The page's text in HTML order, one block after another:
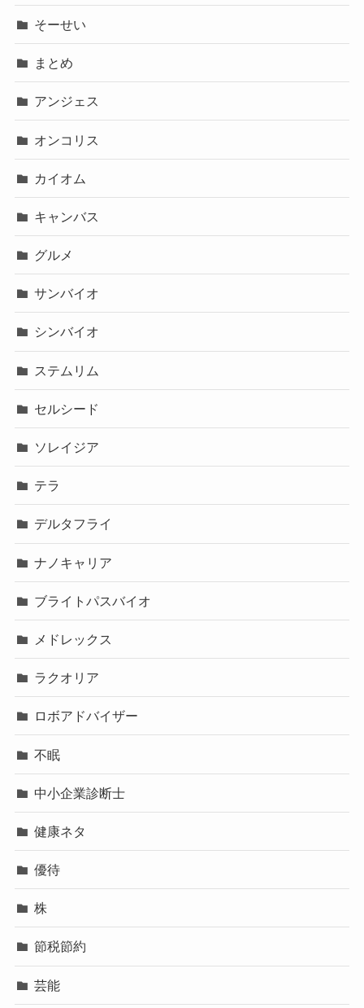
そーせい
まとめ
アンジェス
オンコリス
カイオム
キャンバス
グルメ
サンバイオ
シンバイオ
ステムリム
セルシード
ソレイジア
テラ
デルタフライ
ナノキャリア
ブライトパスバイオ
メドレックス
ラクオリア
ロボアドバイザー
不眠
中小企業診断士
健康ネタ
優待
株
節税節約
芸能